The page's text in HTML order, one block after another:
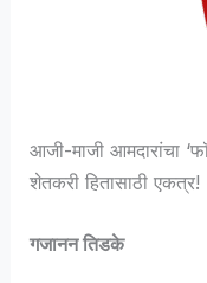
आजी-माजी आमदारांचा
शेतकरी हितासाठी एकत्र!
गजानन तिडके